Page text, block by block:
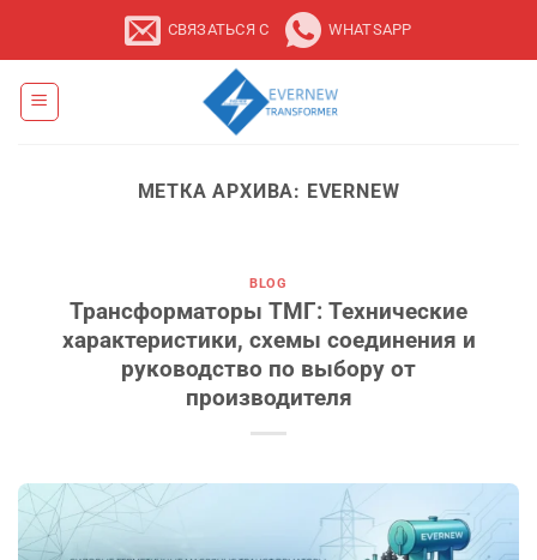
СВЯЗАТЬСЯ С WHATSAPP
МЕТКА АРХИВА: EVERNEW
BLOG
Трансформаторы ТМГ: Технические
характеристики, схемы соединения и
руководство по выбору от
производителя